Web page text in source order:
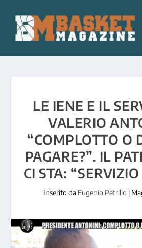
LE IENE E IL
VALERIO
“COMPLOTTO O
PAGARE?”. IL
CI STA:
Inserito da Eugenio Petrillo |